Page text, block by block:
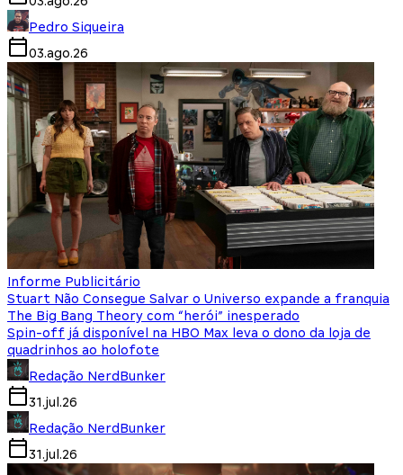
Pedro Siqueira
03.ago.26
Informe Publicitário
Stuart Não Consegue Salvar o Universo expande a franquia
The Big Bang Theory com “herói” inesperado
Spin-off já disponível na HBO Max leva o dono da loja de
quadrinhos ao holofote
Redação NerdBunker
31.jul.26
Redação NerdBunker
31.jul.26